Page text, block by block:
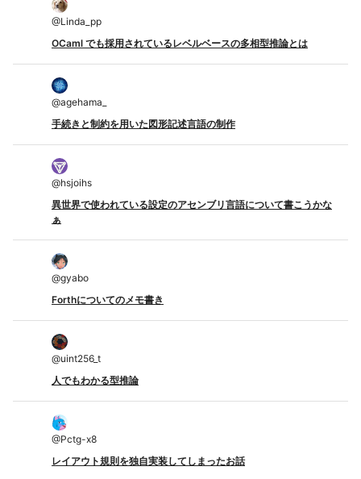
@Linda_pp
OCaml でも採用されているレベルベースの多相型推論とは
@agehama_
手続きと制約を用いた図形記述言語の制作
@hsjoihs
異世界で使われている設定のアセンブリ言語について書こうかな
ぁ
@gyabo
Forthについてのメモ書き
@uint256_t
人でもわかる型推論
@Pctg-x8
レイアウト規則を独自実装してしまったお話